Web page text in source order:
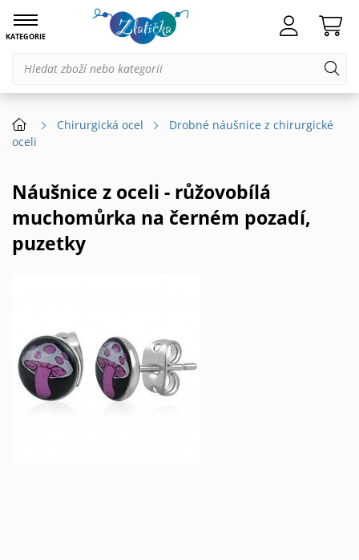
KATEGORIE
Chirurgická ocel
Drobné náušnice z chirurgické
oceli
Náušnice z oceli - růžovobílá
muchomůrka na černém pozadí,
puzetky